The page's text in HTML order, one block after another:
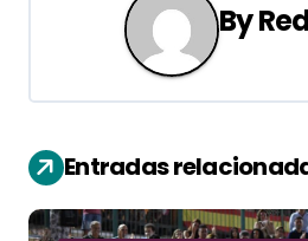
i
ó
n
By
Entradas